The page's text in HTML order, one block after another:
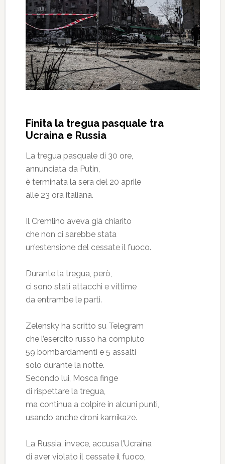
Finita la tregua pasquale tra
Ucraina e Russia
La tregua pasquale di 30 ore,
annunciata da Putin,
è terminata la sera del 20 aprile
alle 23 ora italiana.
Il Cremlino aveva già chiarito
che non ci sarebbe stata
un’estensione del cessate il fuoco.
Durante la tregua, però,
ci sono stati attacchi e vittime
da entrambe le parti.
Zelensky ha scritto su Telegram
che l’esercito russo ha compiuto
59 bombardamenti e 5 assalti
solo durante la notte.
Secondo lui, Mosca finge
di rispettare la tregua,
ma continua a colpire in alcuni punti,
usando anche droni kamikaze.
La Russia, invece, accusa l’Ucraina
di aver violato il cessate il fuoco,